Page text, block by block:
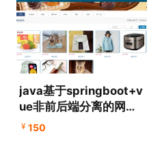
java基于springboot+v
ue非前后端分离的网上
商城购物系统、在线商
¥ 150